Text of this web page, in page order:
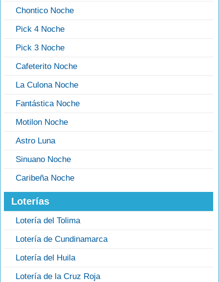
Chontico Noche
Pick 4 Noche
Pick 3 Noche
Cafeterito Noche
La Culona Noche
Fantástica Noche
Motilon Noche
Astro Luna
Sinuano Noche
Caribeña Noche
Loterías
Lotería del Tolima
Lotería de Cundinamarca
Lotería del Huila
Lotería de la Cruz Roja